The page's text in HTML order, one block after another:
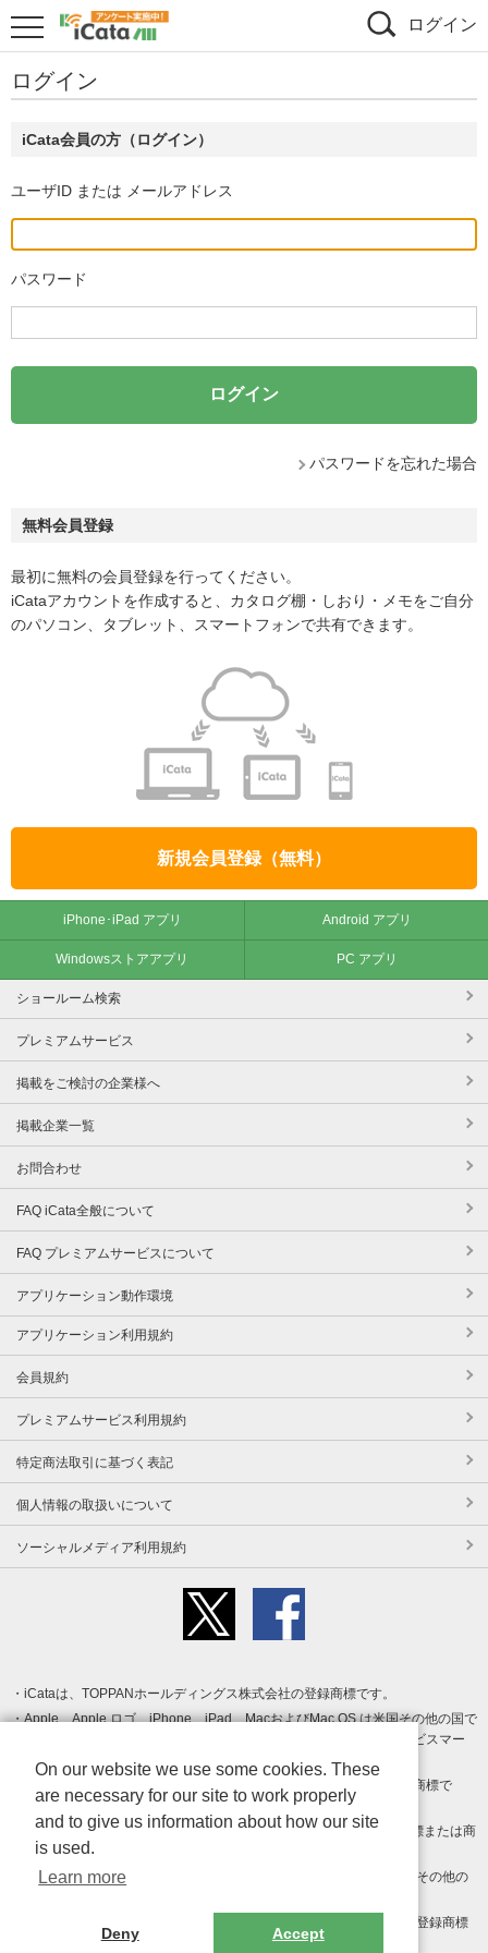
ログイン
ログイン
iCata会員の方（ログイン）
ユーザID または メールアドレス
パスワード
パスワードを忘れた場合
無料会員登録
最初に無料の会員登録を行ってください。
iCataアカウントを作成すると、カタログ棚・しおり・メモをご自分
のパソコン、タブレット、スマートフォンで共有できます。
新規会員登録（無料）
iPhone･iPad アプリ Android アプリ
Windowsストアアプリ PC アプリ
ショールーム検索
プレミアムサービス
掲載をご検討の企業様へ
掲載企業一覧
お問合わせ
FAQ iCata全般について
FAQ プレミアムサービスについて
アプリケーション動作環境
アプリケーション利用規約
会員規約
プレミアムサービス利用規約
特定商法取引に基づく表記
個人情報の取扱いについて
ソーシャルメディア利用規約
iCataは、TOPPANホールディングス株式会社の登録商標です。
Apple、Apple ロゴ、iPhone、iPad、MacおよびMac OS は米国その他の国で
登録された Apple Inc. の商標です。App Store は Apple Inc. のサービスマー
クです。
Android、Google Play および Google Play ロゴ は Google LLC の商標で
す。
Windows は Microsoft Inc.の米国およびその他の国における登録商標または商
標です。
Adobe、Adobe Reader、Adobe PDF は、Adobe Inc.の米国およびその他の
その他、記載されている会社名、商品名、ロゴは各社の商標または登録商標
On our website we use some cookies. These
are necessary for our site to work properly
and to give us information about how our site
is used.
Learn more
Deny Accept